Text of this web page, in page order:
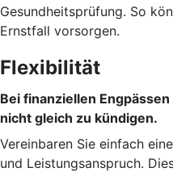
Gesundheitsprüfung. So
Ernstfall vorsorgen.
Flexibilität
Bei finanziellen
nicht gleich zu kündigen.
Vereinbaren Sie einfach
und Leistungsanspruch.